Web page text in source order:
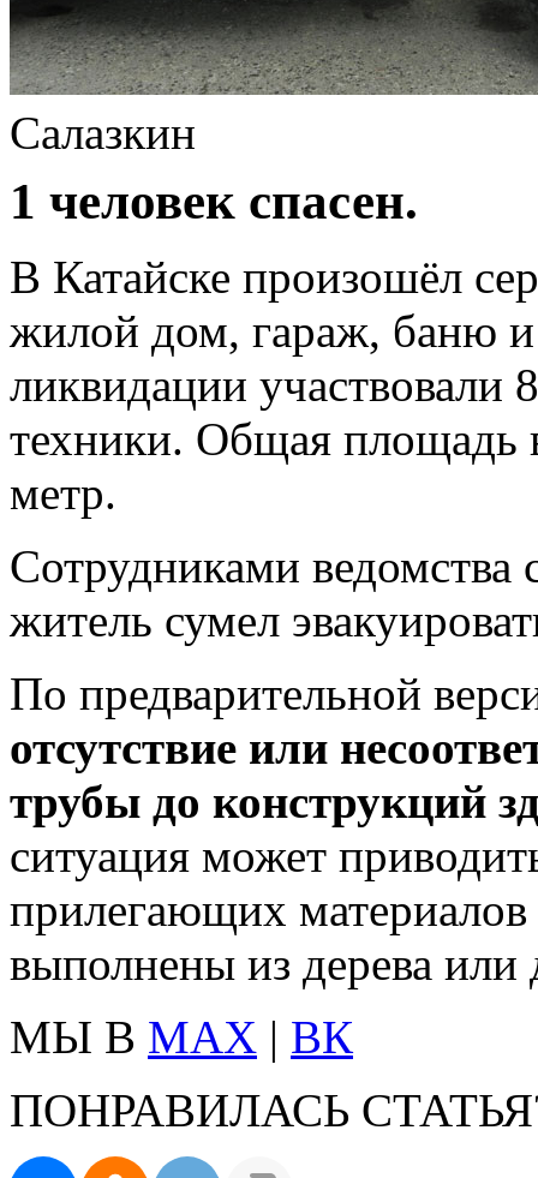
Салазкин
1 человек спасен.
В Катайске произошёл
жилой дом, гараж, баню
ликвидации участвовали
техники. Общая площадь
метр.
Сотрудниками
житель сумел
По предварительной
отсутствие или
трубы до конструкций
ситуация может
прилегающих
выполнены из дерева
МЫ В MAX | ВК
ПОНРАВИЛАСЬ